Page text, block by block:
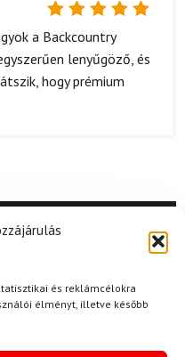
és reklámcélokra
élményt, illetve később
Értékelés:
a Backcountry
lenyűgöző, és
hogy prémium